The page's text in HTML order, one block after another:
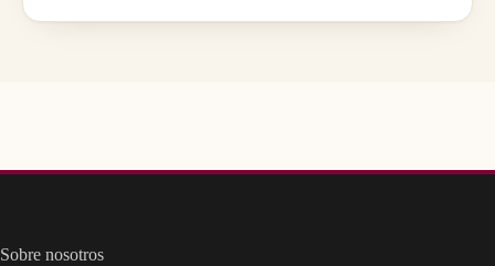
Sobre nosotros